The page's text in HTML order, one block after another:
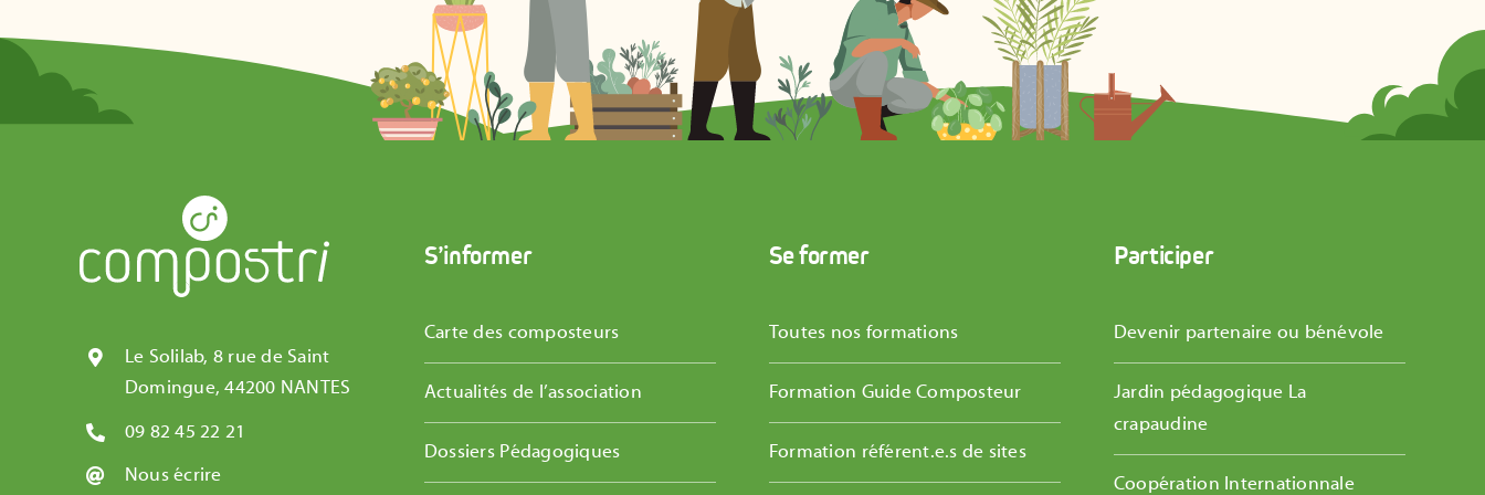
Le Solilab, 8 rue de Saint
Domingue, 44200 NANTES
09 82 45 22 21
Nous écrire
S’informer
Carte des composteurs
Actualités de l’association
Dossiers Pédagogiques
Se former
Toutes nos formations
Formation Guide Composteur
Formation référent.e.s de sites
Participer
Devenir partenaire ou bénévole
Jardin pédagogique La
crapaudine
Coopération Internationnale